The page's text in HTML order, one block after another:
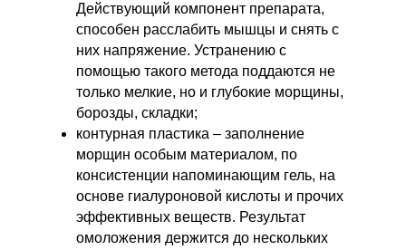
Действующий компонент препарата,
способен расслабить мышцы и снять с
них напряжение. Устранению с
помощью такого метода поддаются не
только мелкие, но и глубокие морщины,
борозды, складки;
контурная пластика – заполнение
морщин особым материалом, по
консистенции напоминающим гель, на
основе гиалуроновой кислоты и прочих
эффективных веществ. Результат
омоложения держится до нескольких